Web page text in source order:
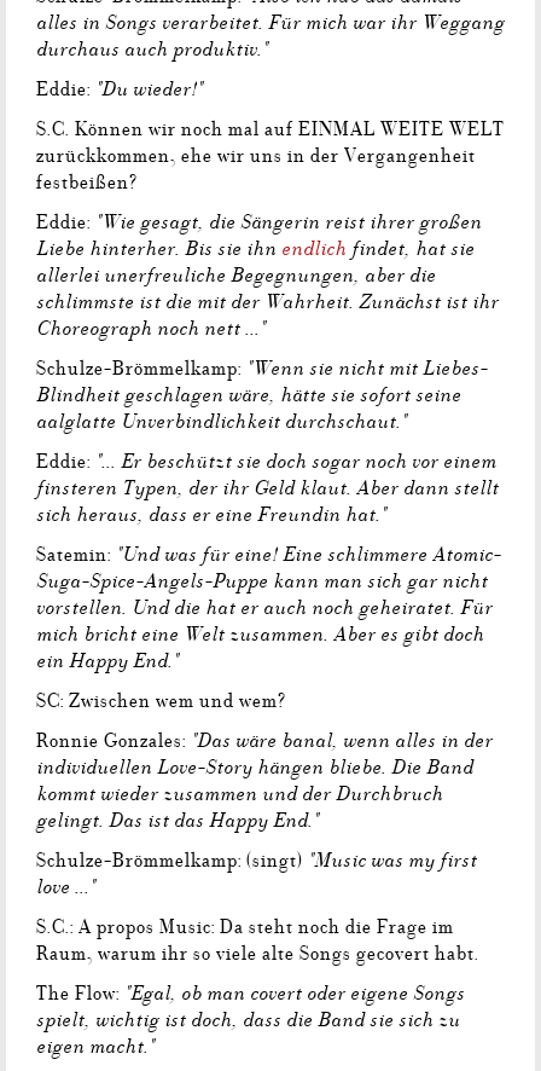
alles in Songs verarbeitet. Für mich war ihr Weggang
durchaus auch produktiv."
Eddie: "Du wieder!"
S.C. Können wir noch mal auf EINMAL WEITE WELT
zurückkommen, ehe wir uns in der Vergangenheit
festbeißen?
Eddie: "Wie gesagt, die Sängerin reist ihrer großen
Liebe hinterher. Bis sie ihn endlich findet, hat sie
allerlei unerfreuliche Begegnungen, aber die
schlimmste ist die mit der Wahrheit. Zunächst ist ihr
Choreograph noch nett ..."
Schulze-Brömmelkamp: "Wenn sie nicht mit Liebes-
Blindheit geschlagen wäre, hätte sie sofort seine
aalglatte Unverbindlichkeit durchschaut."
Eddie: "... Er beschützt sie doch sogar noch vor einem
finsteren Typen, der ihr Geld klaut. Aber dann stellt
sich heraus, dass er eine Freundin hat."
Satemin: "Und was für eine! Eine schlimmere Atomic-
Suga-Spice-Angels-Puppe kann man sich gar nicht
vorstellen. Und die hat er auch noch geheiratet. Für
mich bricht eine Welt zusammen. Aber es gibt doch
ein Happy End."
SC: Zwischen wem und wem?
Ronnie Gonzales: "Das wäre banal, wenn alles in der
individuellen Love-Story hängen bliebe. Die Band
kommt wieder zusammen und der Durchbruch
gelingt. Das ist das Happy End."
Schulze-Brömmelkamp: (singt) "Music was my first
love ..."
S.C.: A propos Music: Da steht noch die Frage im
Raum, warum ihr so viele alte Songs gecovert habt.
The Flow: "Egal, ob man covert oder eigene Songs
spielt, wichtig ist doch, dass die Band sie sich zu
eigen macht."